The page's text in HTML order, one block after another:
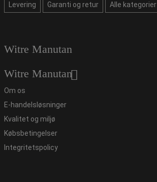
Levering Garanti og retur Alle kategorier
Witre Manutan
Witre Manutan
Om os
E-handelsløsninger
Kvalitet og miljø
Købsbetingelser
Integritetspolicy